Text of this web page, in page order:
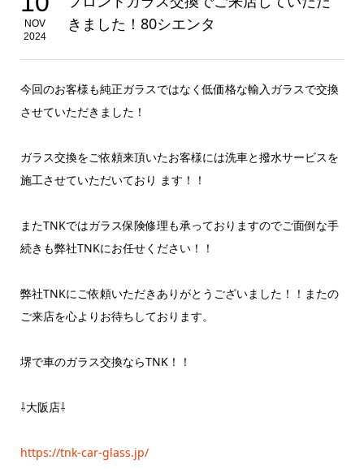
NOV
2024
きました！80シエンタ
今回のお客様も純正ガラスではなく低価格な輸入ガラスで交換
させていただきました！
ガラス交換をご依頼来頂いたお客様には洗車と撥水サービスを
施工させていただいており ます！！
またTNKではガラス保険修理も承っておりますのでご面倒な手
続きも弊社TNKにお任せください！！
弊社TNKにご依頼いただきありがとうございました！！またの
ご来店を心よりお待ちしております。
堺で車のガラス交換ならTNK！！
⇩大阪店⇩
https://tnk-car-glass.jp/